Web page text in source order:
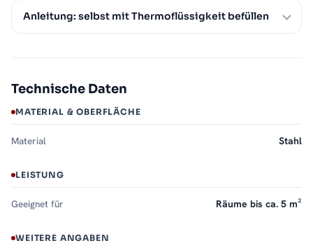
Anleitung: selbst mit Thermoflüssigkeit befüllen
Technische Daten
MATERIAL & OBERFLÄCHE
Material Stahl
LEISTUNG
Geeignet für Räume bis ca. 5 m²
WEITERE ANGABEN